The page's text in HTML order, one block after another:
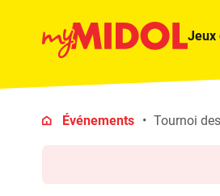
Jeux
Événements Tournoi